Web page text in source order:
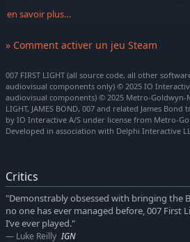
Découvrez l’histoire inédite et revisitée
devenu le meilleur agent du MI6.
UNE AVENTURE D’ESPIONNAGE
Embarquez pour des missions
iconiques et plongez dans une
L’ESPION, C’EST VOUS
Optez pour la discrétion ou la
ou armes à feu, gadgets ou
l’ennemi, le choix vous appartient.
en savoir plus…
» Comment activer un jeu Steam
007 FIRST LIGHT (all source code, all other
audiovisual components only) © 2025 IO
audiovisual components) © 2025 Metro-Goldwyn-
LIGHT, JAMES BOND, 007 and related James
by IO Interactive A/S under license from Metro-
Developed in association with Delphi Interactive
Critics
"Demonstrably obsessed with bringing the
no one has ever managed before, 007 First
I’ve ever played."
Luke Reilly IGN